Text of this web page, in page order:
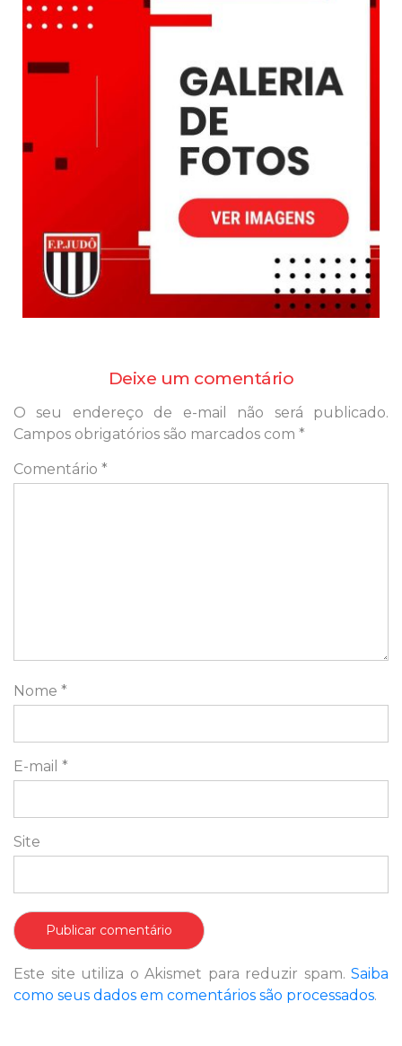
Deixe um comentário
O seu endereço de e-mail não será publicado.
Campos obrigatórios são marcados com *
Comentário *
Nome *
E-mail *
Site
Este site utiliza o Akismet para reduzir spam. Saiba
como seus dados em comentários são processados.